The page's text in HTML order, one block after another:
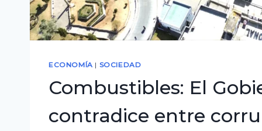
ECONOMÍA | SOCIEDAD
Combustibles: El
contradice entre